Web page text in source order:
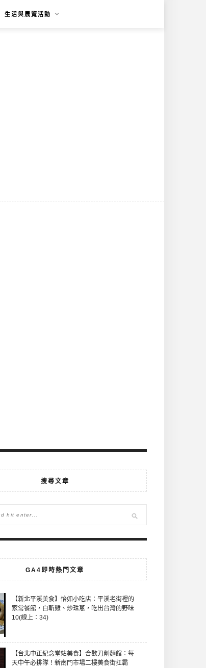
生活與展覽活動
搜尋文章
GA4即時熱門文章
【新北平溪美食】怡如小吃店：平溪老街裡的
家常餐館，白斬雞、炒珠蔥，吃出台灣的野味
10(線上：34)
【台北中正紀念堂站美食】合歡刀削麵館：每
天中午必排隊！新南門市場二樓美食街扛霸